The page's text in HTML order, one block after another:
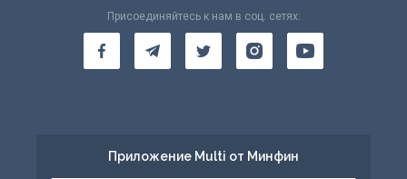
Присоединяйтесь к нам в соц. сетях:
Приложение Multi от Минфин